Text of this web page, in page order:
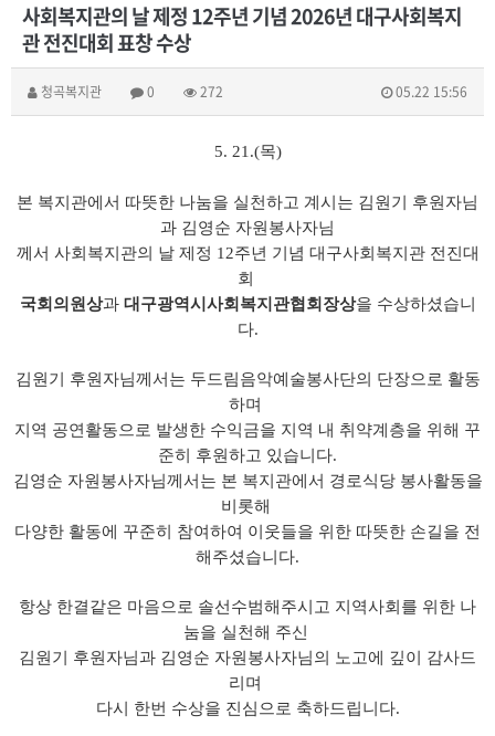
사회복지관의 날 제정 12주년 기념 2026년 대구사회복지
관 전진대회 표창 수상
청곡복지관 0 272 05.22 15:56
5. 21.(목)
본 복지관에서 따뜻한 나눔을 실천하고 계시는 김원기 후원자님
과 김영순 자원봉사자님
께서 사회복지관의 날 제정 12주년 기념 대구사회복지관 전진대
회
국회의원상과 대구광역시사회복지관협회장상을 수상하셨습니
다.
김원기 후원자님께서는 두드림음악예술봉사단의 단장으로 활동
하며
지역 공연활동으로 발생한 수익금을 지역 내 취약계층을 위해 꾸
준히 후원하고 있습니다.
김영순 자원봉사자님께서는 본 복지관에서 경로식당 봉사활동을
비롯해
다양한 활동에 꾸준히 참여하여 이웃들을 위한 따뜻한 손길을 전
해주셨습니다.
항상 한결같은 마음으로 솔선수범해주시고 지역사회를 위한 나
눔을 실천해 주신
김원기 후원자님과 김영순 자원봉사자님의 노고에 깊이 감사드
리며
다시 한번 수상을 진심으로 축하드립니다.